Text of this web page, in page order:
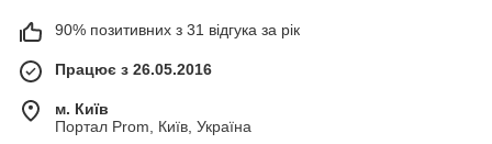
90% позитивних з 31 відгука за рік
Працює з 26.05.2016
м. Київ
Портал Prom, Київ, Україна